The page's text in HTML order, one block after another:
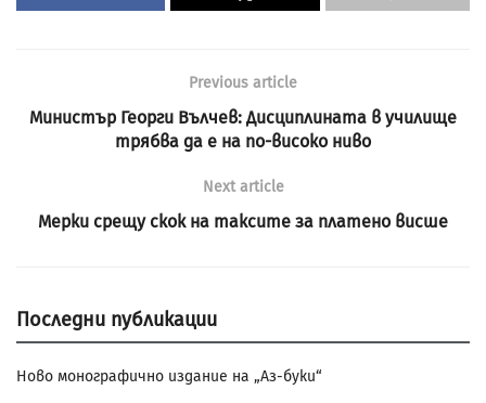
Previous article
Министър Георги Вълчев: Дисциплината в училище
трябва да е на по-високо ниво
Next article
Мерки срещу скок на таксите за платено висше
Последни публикации
Ново монографично издание на „Аз-буки“